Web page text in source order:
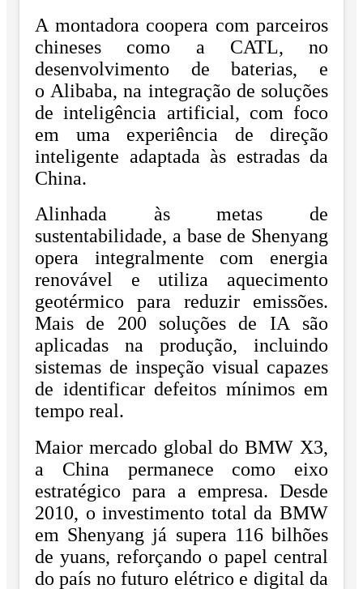
A montadora coopera com parceiros
chineses como a CATL, no
desenvolvimento de baterias, e
o Alibaba, na integração de soluções
de inteligência artificial, com foco
em uma experiência de direção
inteligente adaptada às estradas da
China.
Alinhada às metas de
sustentabilidade, a base de Shenyang
opera integralmente com energia
renovável e utiliza aquecimento
geotérmico para reduzir emissões.
Mais de 200 soluções de IA são
aplicadas na produção, incluindo
sistemas de inspeção visual capazes
de identificar defeitos mínimos em
tempo real.
Maior mercado global do BMW X3,
a China permanece como eixo
estratégico para a empresa. Desde
2010, o investimento total da BMW
em Shenyang já supera 116 bilhões
de yuans, reforçando o papel central
do país no futuro elétrico e digital da